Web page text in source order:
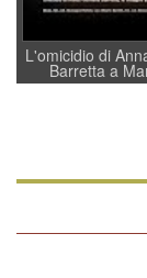
L'omicidio di
Barretta a
indagini dei
quelle di...